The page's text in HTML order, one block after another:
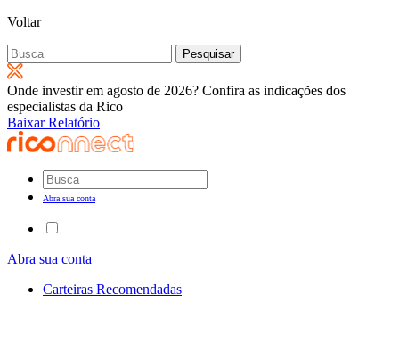
Voltar
Pesquisar
por:
Onde investir em agosto de 2026? Confira as indicações dos
especialistas da Rico
Baixar Relatório
Abra sua conta
Abra sua conta
Carteiras Recomendadas